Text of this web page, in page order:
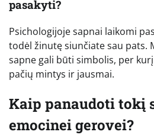
pasakyti?
Psichologijoje sapnai laikomi
todėl žinutę siunčiate sau pats.
sapne gali būti simbolis, per
pačių mintys ir jausmai.
Kaip panaudoti tokį
emocinei gerovei?